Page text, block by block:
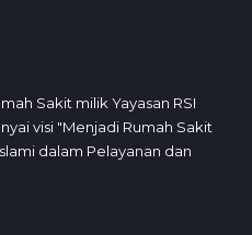
Sakit milik Yayasan RSI
visi "Menjadi Rumah Sakit
dalam Pelayanan dan